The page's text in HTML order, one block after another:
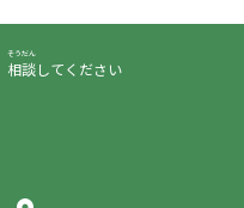
相談
そうだん
してください